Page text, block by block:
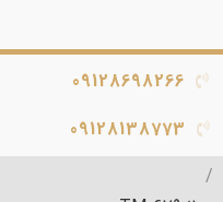
09128698266
09128138773